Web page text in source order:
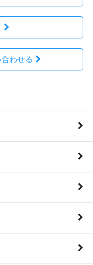
わせる